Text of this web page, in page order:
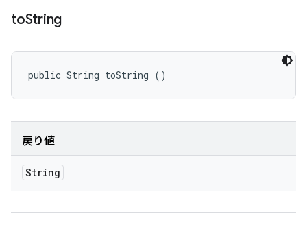
toString
public String toString ()
戻り値
String